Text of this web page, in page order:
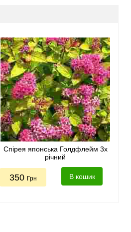
Спірея японська Голдфлейм 3х
річний
350 Грн В кошик